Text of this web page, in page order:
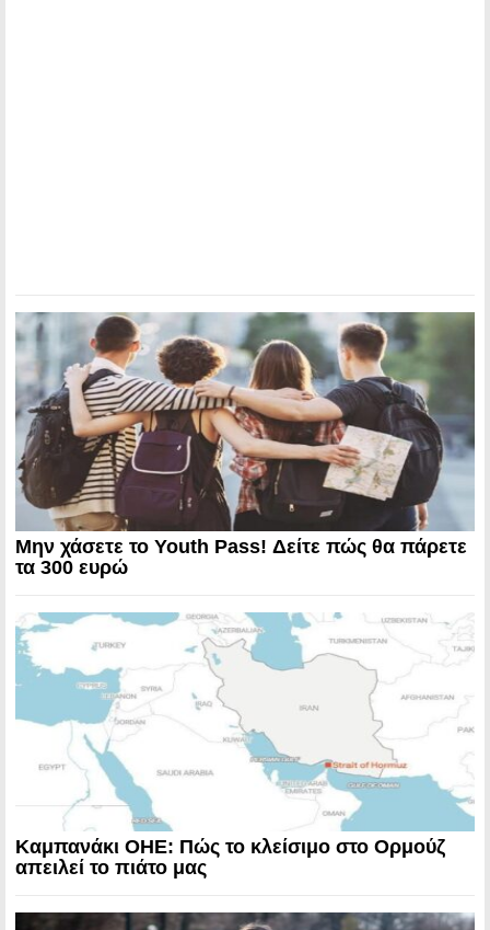
Μην χάσετε το Youth Pass! Δείτε πώς θα πάρετε
τα 300 ευρώ
Καμπανάκι ΟΗΕ: Πώς το κλείσιμο στο Ορμούζ
απειλεί το πιάτο μας